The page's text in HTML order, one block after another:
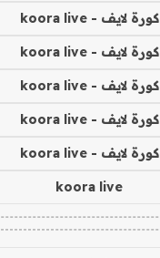
كورة لايف - koora live
كورة لايف - koora live
كورة لايف - koora live
كورة لايف - koora live
كورة لايف - koora live
koora live